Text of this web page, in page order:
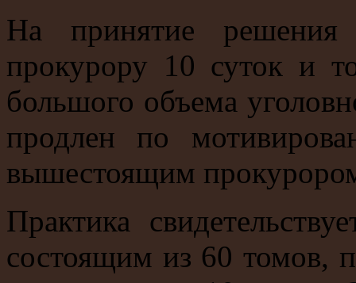
На принятие
прокурору 10 суток и
большого объема
продлен по
вышестоящим
Практика
состоящим из 60 томов,